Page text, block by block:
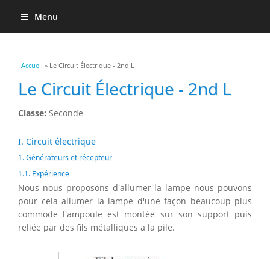
Menu
Vous êtes ici
Accueil » Le Circuit Électrique - 2nd L
Le Circuit Électrique - 2nd L
Classe: Seconde
I. Circuit électrique
1. Générateurs et récepteur
1.1. Expérience
Nous nous proposons d'allumer la lampe nous pouvons
pour cela allumer la lampe d'une façon beaucoup plus
commode l'ampoule est montée sur son support puis
reliée par des fils métalliques a la pile.